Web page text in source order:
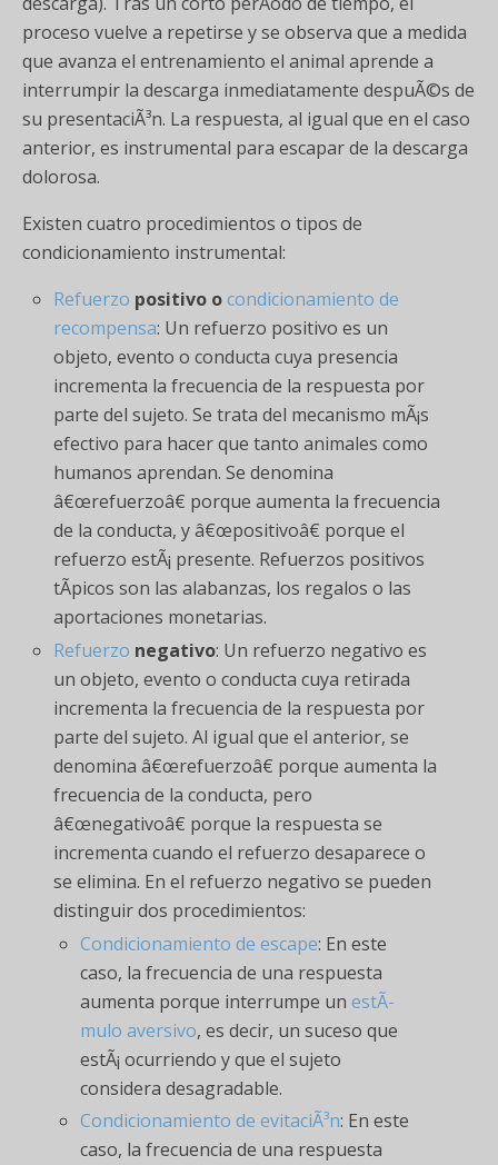
proceso vuelve a repetirse y se observa que a medida
que avanza el entrenamiento el animal aprende a
interrumpir la descarga inmediatamente despuÃ©s de
su presentaciÃ³n. La respuesta, al igual que en el caso
anterior, es instrumental para escapar de la descarga
dolorosa.
Existen cuatro procedimientos o tipos de
condicionamiento instrumental:
Refuerzo positivo o condicionamiento de
recompensa: Un refuerzo positivo es un
objeto, evento o conducta cuya presencia
incrementa la frecuencia de la respuesta por
parte del sujeto. Se trata del mecanismo mÃ¡s
efectivo para hacer que tanto animales como
humanos aprendan. Se denomina
â€œrefuerzoâ€ porque aumenta la frecuencia
de la conducta, y â€œpositivoâ€ porque el
refuerzo estÃ¡ presente. Refuerzos positivos
tÃ­picos son las alabanzas, los regalos o las
aportaciones monetarias.
Refuerzo negativo: Un refuerzo negativo es
un objeto, evento o conducta cuya retirada
incrementa la frecuencia de la respuesta por
parte del sujeto. Al igual que el anterior, se
denomina â€œrefuerzoâ€ porque aumenta la
frecuencia de la conducta, pero
â€œnegativoâ€ porque la respuesta se
incrementa cuando el refuerzo desaparece o
se elimina. En el refuerzo negativo se pueden
distinguir dos procedimientos:
Condicionamiento de escape: En este
caso, la frecuencia de una respuesta
aumenta porque interrumpe unestÃ­
mulo aversivo, es decir, un suceso que
estÃ¡ ocurriendo y que el sujeto
considera desagradable.
Condicionamiento de evitaciÃ³n: En este
caso, la frecuencia de una respuesta